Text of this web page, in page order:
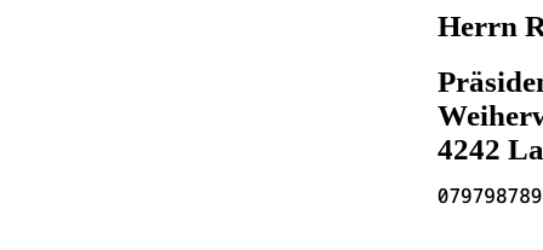
Herrn
4242